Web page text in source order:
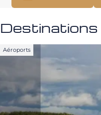
Destinations
Aéroports